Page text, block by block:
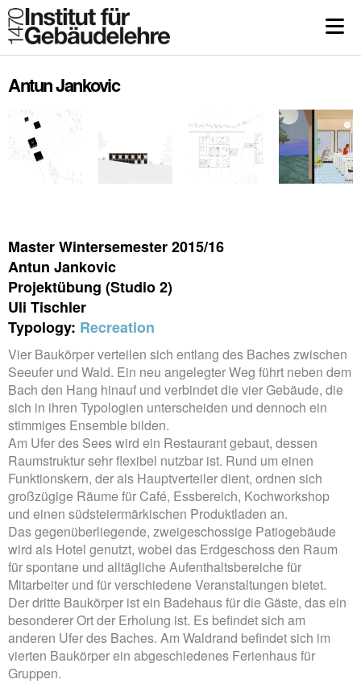
Antun Jankovic
Master Wintersemester 2015/16
Antun Jankovic
Projektübung (Studio 2)
Uli Tischler
Typology: Recreation
Vier Baukörper verteilen sich entlang des Baches zwischen
Seeufer und Wald. Ein neu angelegter Weg führt neben dem
Bach den Hang hinauf und verbindet die vier Gebäude, die
sich in ihren Typologien unterscheiden und dennoch ein
stimmiges Ensemble bilden.
Am Ufer des Sees wird ein Restaurant gebaut, dessen
Raumstruktur sehr flexibel nutzbar ist. Rund um einen
Funktionskern, der als Hauptverteiler dient, ordnen sich
großzügige Räume für Café, Essbereich, Kochworkshop
und einen südsteiermärkischen Produktladen an.
Das gegenüberliegende, zweigeschossige Patiogebäude
wird als Hotel genutzt, wobei das Erdgeschoss den Raum
für spontane und alltägliche Aufenthaltsbereiche für
Mitarbeiter und für verschiedene Veranstaltungen bietet.
Der dritte Baukörper ist ein Badehaus für die Gäste, das ein
besonderer Ort der Erholung ist. Es befindet sich am
anderen Ufer des Baches. Am Waldrand befindet sich im
vierten Baukörper ein abgeschiedenes Ferienhaus für
Gruppen.